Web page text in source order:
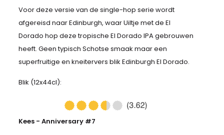
Voor deze versie van de single-hop serie wordt
afgereisd naar Edinburgh, waar Uiltje met de El
Dorado hop deze tropische El Dorado IPA gebrouwen
heeft. Geen typisch Schotse smaak maar een
superfruitige en kneitervers blik Edinburgh El Dorado.
Blik (12x44cl):
Kees - Anniversary #7